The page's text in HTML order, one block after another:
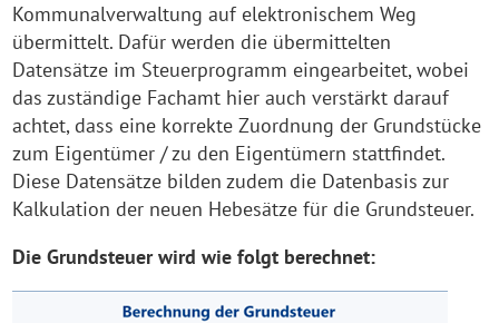
Kommunalverwaltung auf elektronischem Weg
übermittelt. Dafür werden die übermittelten
Datensätze im Steuerprogramm eingearbeitet, wobei
das zuständige Fachamt hier auch verstärkt darauf
achtet, dass eine korrekte Zuordnung der Grundstücke
zum Eigentümer / zu den Eigentümern stattfindet.
Diese Datensätze bilden zudem die Datenbasis zur
Kalkulation der neuen Hebesätze für die Grundsteuer.
Die Grundsteuer wird wie folgt berechnet: